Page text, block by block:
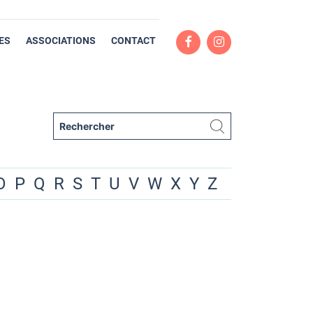
ASSOCIATIONS CONTACT
P Q R S T U V W X Y Z